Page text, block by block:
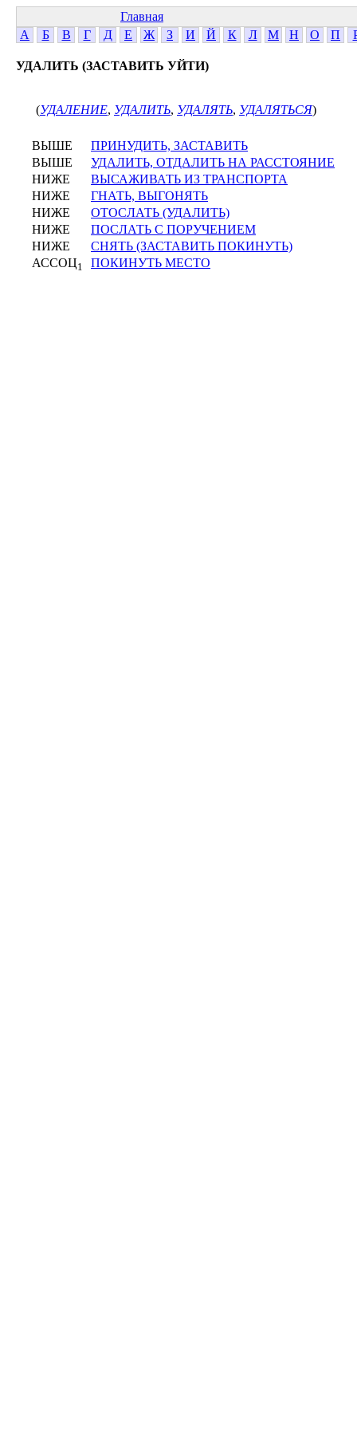
Главная
А
Б В Г Д Е Ж З И Й К Л М Н О П
УДАЛИТЬ (ЗАСТАВИТЬ УЙТИ)
(УДАЛЕНИЕ, УДАЛИТЬ, УДАЛЯТЬ, УДАЛЯТЬСЯ)
ВЫШЕ
ПРИНУДИТЬ, ЗАСТАВИТЬ
ВЫШЕ
УДАЛИТЬ, ОТДАЛИТЬ НА РАССТОЯНИЕ
НИЖЕ
ВЫСАЖИВАТЬ ИЗ ТРАНСПОРТА
НИЖЕ
ГНАТЬ, ВЫГОНЯТЬ
НИЖЕ
ОТОСЛАТЬ (УДАЛИТЬ)
НИЖЕ
ПОСЛАТЬ С ПОРУЧЕНИЕМ
НИЖЕ
СНЯТЬ (ЗАСТАВИТЬ ПОКИНУТЬ)
АССОЦ1 ПОКИНУТЬ МЕСТО